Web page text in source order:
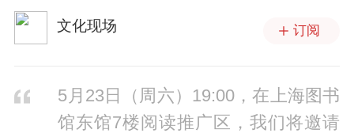
文化现场 订阅
5月23日（周六）19:00，在上海图书
馆东馆7楼阅读推广区，我们将邀请